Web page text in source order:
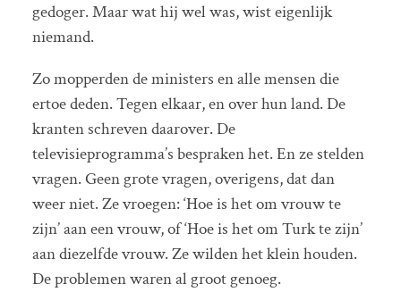
gedoger. Maar wat hij wel was, wist eigenlijk
niemand.
Zo mopperden de ministers en alle mensen die
ertoe deden. Tegen elkaar, en over hun land. De
kranten schreven daarover. De
televisieprogramma’s bespraken het. En ze stelden
vragen. Geen grote vragen, overigens, dat dan
weer niet. Ze vroegen: ‘Hoe is het om vrouw te
zijn’ aan een vrouw, of ‘Hoe is het om Turk te zijn’
aan diezelfde vrouw. Ze wilden het klein houden.
De problemen waren al groot genoeg.